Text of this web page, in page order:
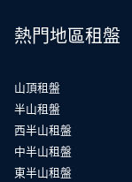
熱門地區租盤
山頂租盤
半山租盤
西半山租盤
中半山租盤
東半山租盤